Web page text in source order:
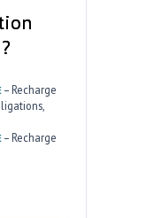
– Recharge
– Recharge